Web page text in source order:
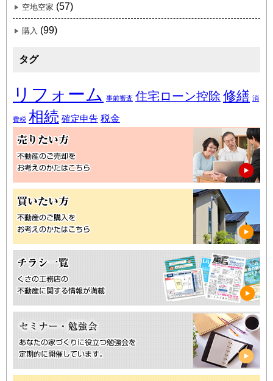
空地空家 (57)
購入 (99)
タグ
リフォーム 事前審査 住宅ローン控除 修繕 消
費税 相続 確定申告 税金